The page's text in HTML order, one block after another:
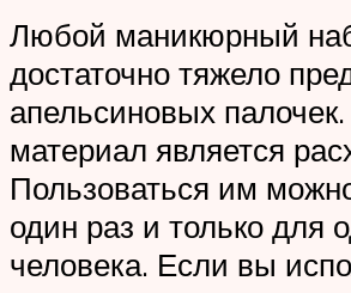
Любой маникюрный
достаточно тяжело
апельсиновых
материал является
Пользоваться им
один раз и только для
человека. Если вы